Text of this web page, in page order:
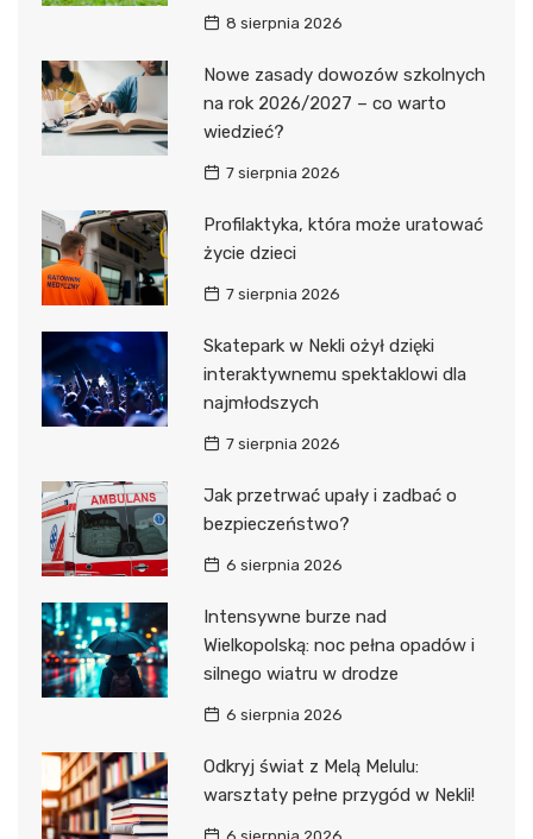
8 sierpnia 2026
Nowe zasady dowozów szkolnych
na rok 2026/2027 – co warto
wiedzieć?
7 sierpnia 2026
Profilaktyka, która może uratować
życie dzieci
7 sierpnia 2026
Skatepark w Nekli ożył dzięki
interaktywnemu spektaklowi dla
najmłodszych
7 sierpnia 2026
Jak przetrwać upały i zadbać o
bezpieczeństwo?
6 sierpnia 2026
Intensywne burze nad
Wielkopolską: noc pełna opadów i
silnego wiatru w drodze
6 sierpnia 2026
Odkryj świat z Melą Melulu:
warsztaty pełne przygód w Nekli!